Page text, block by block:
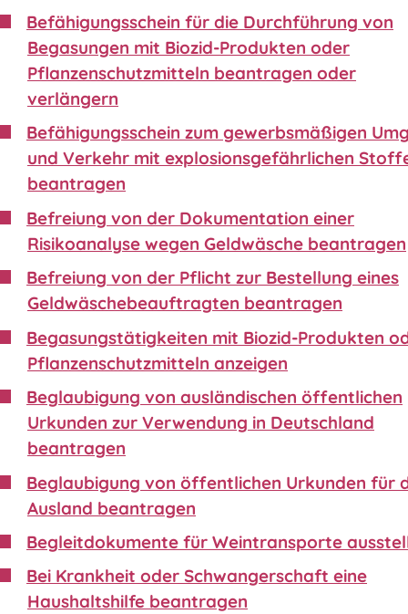
Befähigungsschein für die Durchführung von
Begasungen mit Biozid-Produkten oder
Pflanzenschutzmitteln beantragen oder
verlängern
Befähigungsschein zum gewerbsmäßigen
und Verkehr mit explosionsgefährlichen
beantragen
Befreiung von der Dokumentation einer
Risikoanalyse wegen Geldwäsche beantragen
Befreiung von der Pflicht zur Bestellung eines
Geldwäschebeauftragten beantragen
Begasungstätigkeiten mit Biozid-Produkten
Pflanzenschutzmitteln anzeigen
Beglaubigung von ausländischen öffentlichen
Urkunden zur Verwendung in Deutschland
beantragen
Beglaubigung von öffentlichen Urkunden für
Ausland beantragen
Begleitdokumente für Weintransporte
Bei Krankheit oder Schwangerschaft eine
Haushaltshilfe beantragen